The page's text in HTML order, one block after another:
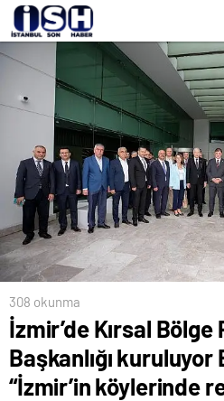
köylerinde reform yapacağız”
308 okunma
İzmir’de Kırsal
Başkanlığı kuruluyor
“İzmir’in köylerinde